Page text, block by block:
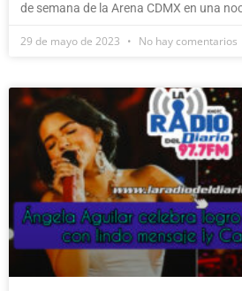
de semana de la Arena CDMX en una
29 de mayo de 2023 No hay comentarios